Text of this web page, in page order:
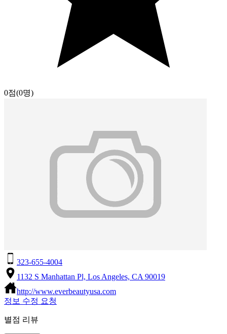
0점(0명)
323-655-4004
1132 S Manhattan Pl, Los Angeles, CA 90019
http://www.everbeautyusa.com
정보 수정 요청
별점 리뷰